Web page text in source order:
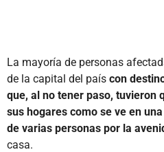
La mayoría de personas
de la capital del país con
que, al no tener paso, tuvieron
sus hogares como se ve en
de varias personas por la
casa.